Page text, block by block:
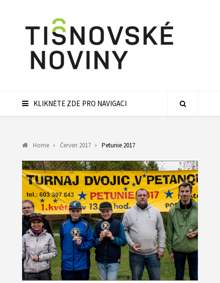
KLIKNĚTE ZDE PRO NAVIGACI
Home Červen 2017 Petunie 2017